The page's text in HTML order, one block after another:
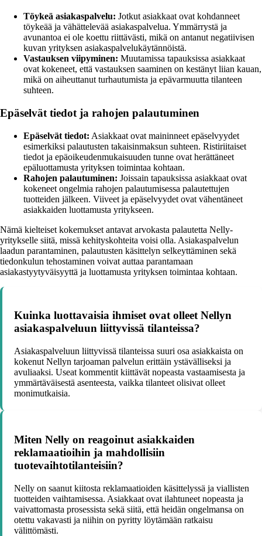
Töykeä asiakaspalvelu: Jotkut asiakkaat ovat kohdanneet
töykeää ja vähättelevää asiakaspalvelua. Ymmärrystä ja
avunantoa ei ole koettu riittävästi, mikä on antanut negatiivisen
kuvan yrityksen asiakaspalvelukäytännöistä.
Vastauksen viipyminen: Muutamissa tapauksissa asiakkaat
ovat kokeneet, että vastauksen saaminen on kestänyt liian kauan,
mikä on aiheuttanut turhautumista ja epävarmuutta tilanteen
suhteen.
Epäselvät tiedot ja rahojen palautuminen
Epäselvät tiedot: Asiakkaat ovat maininneet epäselvyydet
esimerkiksi palautusten takaisinmaksun suhteen. Ristiriitaiset
tiedot ja epäoikeudenmukaisuuden tunne ovat herättäneet
epäluottamusta yrityksen toimintaa kohtaan.
Rahojen palautuminen: Joissain tapauksissa asiakkaat ovat
kokeneet ongelmia rahojen palautumisessa palautettujen
tuotteiden jälkeen. Viiveet ja epäselvyydet ovat vähentäneet
asiakkaiden luottamusta yritykseen.
Nämä kielteiset kokemukset antavat arvokasta palautetta Nelly-
yritykselle siitä, missä kehityskohteita voisi olla. Asiakaspalvelun
laadun parantaminen, palautusten käsittelyn selkeyttäminen sekä
tiedonkulun tehostaminen voivat auttaa parantamaan
asiakastyytyväisyyttä ja luottamusta yrityksen toimintaa kohtaan.
Kuinka luottavaisia ihmiset ovat olleet Nellyn
asiakaspalveluun liittyvissä tilanteissa?
Asiakaspalveluun liittyvissä tilanteissa suuri osa asiakkaista on
kokenut Nellyn tarjoaman palvelun erittäin ystävälliseksi ja
avuliaaksi. Useat kommentit kiittävät nopeasta vastaamisesta ja
ymmärtäväisestä asenteesta, vaikka tilanteet olisivat olleet
monimutkaisia.
Miten Nelly on reagoinut asiakkaiden
reklamaatioihin ja mahdollisiin
tuotevaihtotilanteisiin?
Nelly on saanut kiitosta reklamaatioiden käsittelyssä ja viallisten
tuotteiden vaihtamisessa. Asiakkaat ovat ilahtuneet nopeasta ja
vaivattomasta prosessista sekä siitä, että heidän ongelmansa on
otettu vakavasti ja niihin on pyritty löytämään ratkaisu
välittömästi.